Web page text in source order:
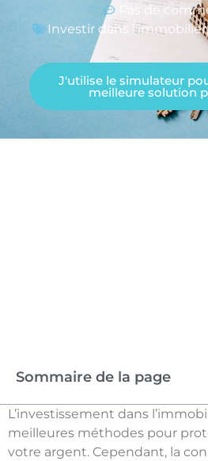
Pas de
Investir dans l'immobilier
J'utilise le simulateur
meilleure solution
Sommaire de la page
L’investissement dans
meilleures méthodes pour
votre argent. Cependant, la